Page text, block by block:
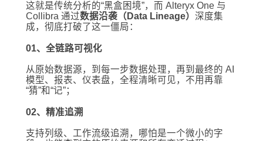
这就是传统分析的“黑盒困境”，而 Alteryx One 与
Collibra 通过数据沿袭（Data Lineage） 深度集
成，彻底打破了这一僵局：
01、全链路可视化
从原始数据源，到每一步数据处理，再到最终的 AI
模型、报表、仪表盘，全程清晰可见，不用再靠
“猜”和“记”；
02、精准追溯
支持列级、工作流级追溯，哪怕是一个微小的字